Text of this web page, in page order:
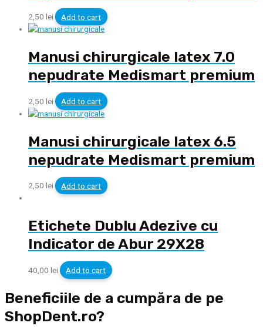
2,50 lei Add to cart
Manusi chirurgicale latex 7.0
nepudrate Medismart premium
2,50 lei Add to cart
Manusi chirurgicale latex 6.5
nepudrate Medismart premium
2,50 lei Add to cart
Etichete Dublu Adezive cu
Indicator de Abur 29X28
40,00 lei Add to cart
Beneficiile de a cumpăra de pe
ShopDent.ro?